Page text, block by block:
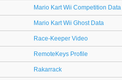
Mario Kart Wii Competition Data
Mario Kart Wii Ghost Data
Race-Keeper Video
RemoteKeys Profile
Rakarrack